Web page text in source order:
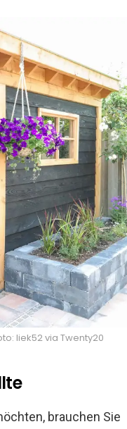
liek52 via Twenty20
brauchen Sie